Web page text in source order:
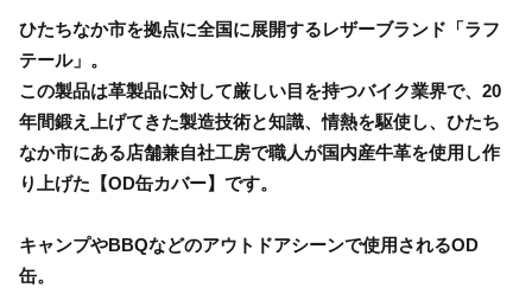
ひたちなか市を拠点に全国に展開するレザーブランド「ラフ
テール」。
この製品は革製品に対して厳しい目を持つバイク業界で、20
年間鍛え上げてきた製造技術と知識、情熱を駆使し、ひたち
なか市にある店舗兼自社工房で職人が国内産牛革を使用し作
り上げた【OD缶カバー】です。
キャンプやBBQなどのアウトドアシーンで使用されるOD
缶。